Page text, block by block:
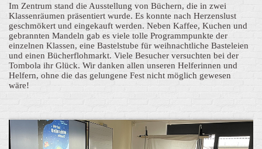
Im Zentrum stand die Ausstellung von Büchern, die in zwei
Klassenräumen präsentiert wurde. Es konnte nach Herzenslust
geschmökert und eingekauft werden. Neben Kaffee, Kuchen und
gebrannten Mandeln gab es viele tolle Programmpunkte der
einzelnen Klassen, eine Bastelstube für weihnachtliche Basteleien
und einen Bücherflohmarkt. Viele Besucher versuchten bei der
Tombola ihr Glück. Wir danken allen unseren Helferinnen und
Helfern, ohne die das gelungene Fest nicht möglich gewesen
wäre!